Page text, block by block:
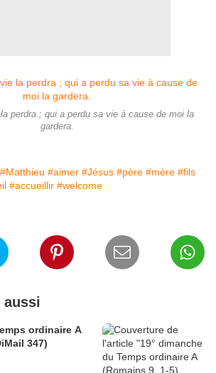
perdra ; qui a perdu sa vie à cause de moi la
gardera.
#Matthieu #aimer #Jésus #père #mère #fils
#accueillir #welcome
aussi
ordinaire A
347)